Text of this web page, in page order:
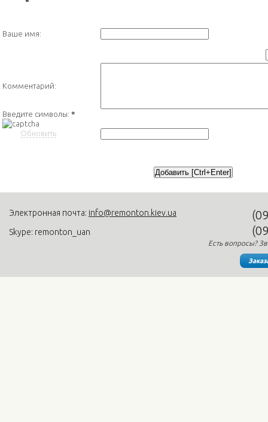
Ваше имя:
Комментарий:
Введите символы: *
Обновить
Электронная почта: info@remonton.kiev.ua
Skype: remonton_uan
Есть вопросы?